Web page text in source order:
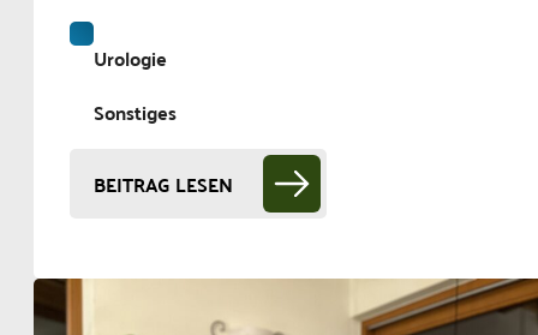
Urologie
Sonstiges
BEITRAG LESEN